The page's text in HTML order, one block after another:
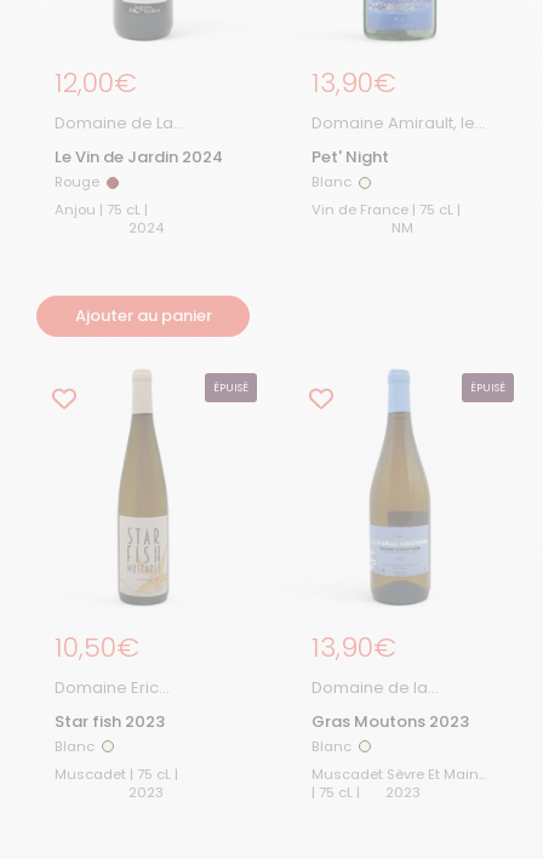
Prix régulier
12,00€
Domaine de La
Le Vin de Jardin 2024
Rouge Rouge
Anjou | 75 cL |
2024
Ajouter au panier
Prix régulier
13,90€
Domaine Amirault, le
Clos des Quarterons
Pet' Night
Blanc Blanc
Vin de France | 75 cL |
NM
ÉPUISÉ
Prix régulier
10,50€
Domaine Eric
Star fish 2023
Blanc Blanc
Muscadet | 75 cL |
2023
ÉPUISÉ
Prix régulier
13,90€
Domaine de la
Gras Moutons 2023
Blanc Blanc
Muscadet Sèvre Et Maine
| 75 cL |
2023